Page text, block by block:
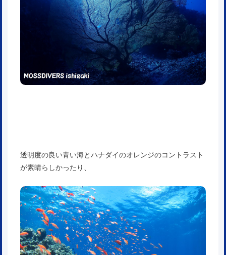
透明度の良い青い海とハナダイのオレンジのコントラスト
が素晴らしかったり、